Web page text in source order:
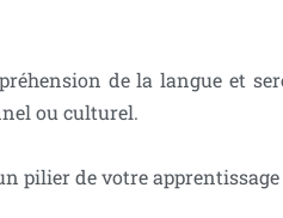
de la langue et
ou culturel.
pilier de votre